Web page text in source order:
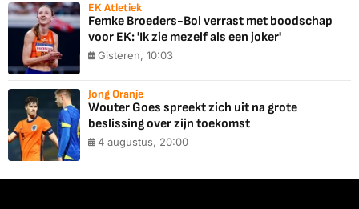
EK Atletiek
Femke Broeders-Bol verrast met boodschap
voor EK: 'Ik zie mezelf als een joker'
Gisteren, 10:03
Jong Oranje
Wouter Goes spreekt zich uit na grote
beslissing over zijn toekomst
4 augustus, 20:00